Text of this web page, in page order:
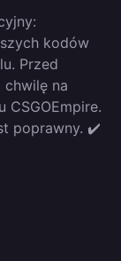
kodów
Przed
na
poprawny. ✔️